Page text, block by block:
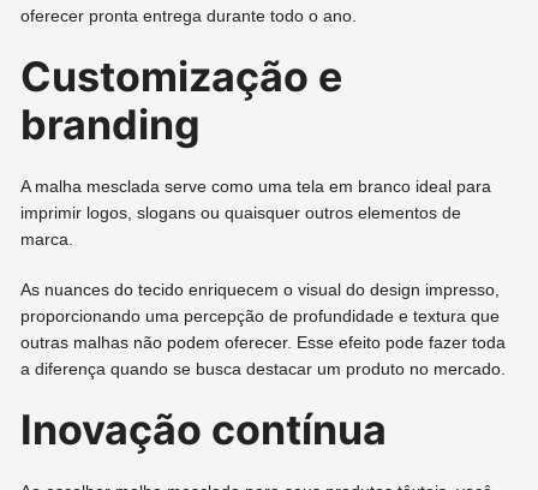
oferecer pronta entrega durante todo o ano.
Customização e
branding
A malha mesclada serve como uma tela em branco ideal para
imprimir logos, slogans ou quaisquer outros elementos de
marca.
As nuances do tecido enriquecem o visual do design impresso,
proporcionando uma percepção de profundidade e textura que
outras malhas não podem oferecer. Esse efeito pode fazer toda
a diferença quando se busca destacar um produto no mercado.
Inovação contínua